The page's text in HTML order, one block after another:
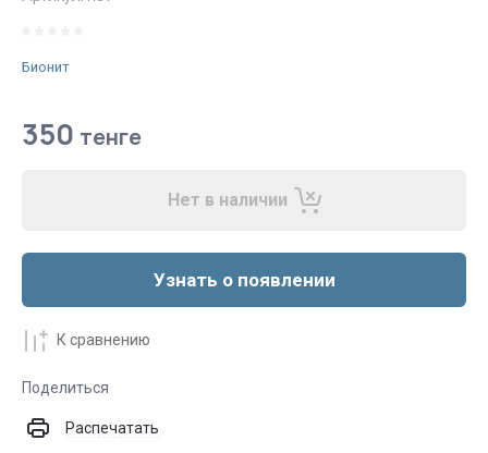
Бионит
350 тенге
Нет в наличии
Узнать о появлении
К сравнению
Поделиться
Распечатать